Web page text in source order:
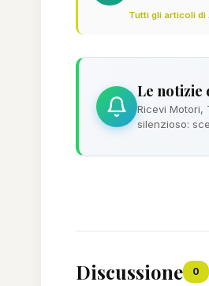
Tutti gli articoli
Le notizie
Ricevi Motori,
silenzioso:
Discussione 0